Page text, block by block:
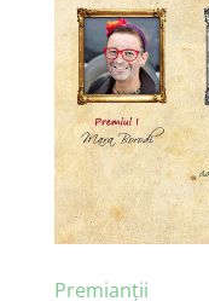
Premianții